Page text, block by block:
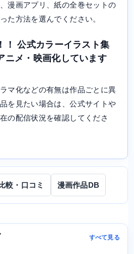
漫画アプリ、紙の全巻セットの
た方法を選んでください。
！ 公式カラーイラスト集
ニメ・映画化しています
マ化などの有無は作品ごとに異
を見たい場合は、公式サイトや
の配信状況を確認してくださ
較・口コミ 漫画作品DB
すべて見る